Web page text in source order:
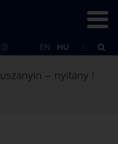
EN HU
– nyitány |